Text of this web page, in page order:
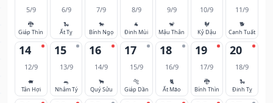
5/9
🐉
Giáp Thìn
6/9
🐍
Ất Tỵ
7/9
🐎
Bính Ngọ
8/9
🐐
Đinh Mùi
9/9
🐒
Mậu Thân
10/9
🐓
Kỷ Dậu
11/9
🐕
Canh Tuất
14
12/9
🐖
Tân Hợi
15
13/9
🐀
Nhâm Tý
16
14/9
🐂
Quý Sửu
17
15/9
🐅
Giáp Dần
18
16/9
🐈
Ất Mão
19
17/9
🐉
Bính Thìn
20
18/9
🐍
Đinh Tỵ